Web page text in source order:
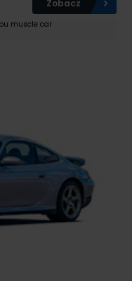
Zobacz
muscle car